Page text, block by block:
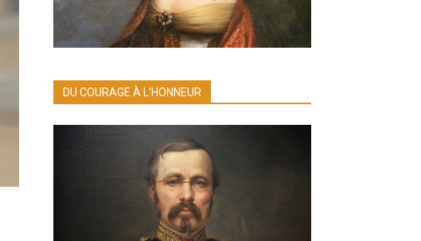
DU COURAGE À L’HONNEUR